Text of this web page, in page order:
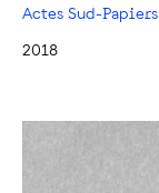
Actes Sud-Papiers
2018